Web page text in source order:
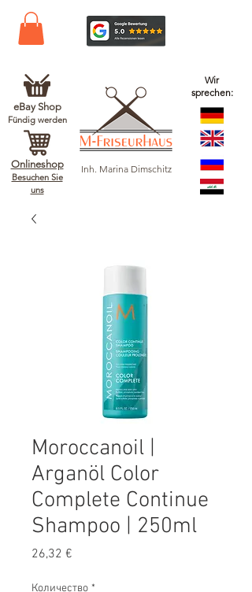
eBay Shop
Fündig werden
Onlineshop
Besuchen Sie
uns
Inh. Marina Dimschitz
Wir
sprechen:
Moroccanoil |
Arganöl Color
Complete Continue
Shampoo | 250ml
26,32 €
Количество *